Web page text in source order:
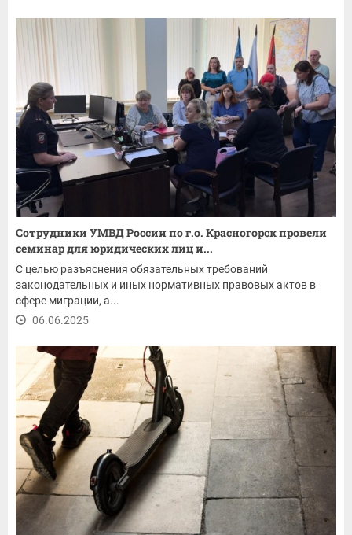
Сотрудники УМВД России по г.о. Красногорск провели
семинар для юридических лиц и...
С целью разъяснения обязательных требований
законодательных и иных нормативных правовых актов в
сфере миграции, а...
06.06.2025